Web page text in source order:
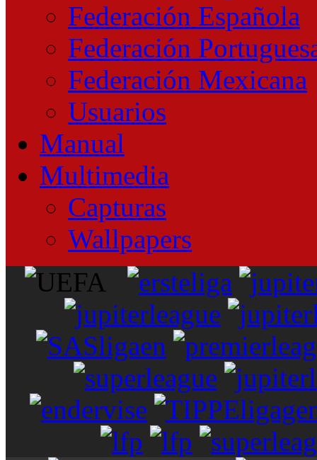
Federación Española
Federación
Federación Mexicana
Usuarios
Manual
Multimedia
Capturas
Wallpapers